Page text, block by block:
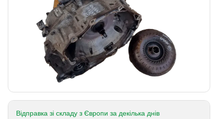
Відправка зі складу з Європи за декілька днів